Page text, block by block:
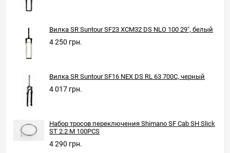
Вилка SR Suntour SF23 XCM32 DS NLO 100 29", белый
4 250 грн.
Вилка SR Suntour SF16 NEX DS RL 63 700C, черный
4 017 грн.
Набор тросов переключения Shimano SF Cab SH Slick
ST 2.2 M 100PCS
4 290 грн.